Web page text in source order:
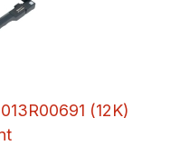
(12K)